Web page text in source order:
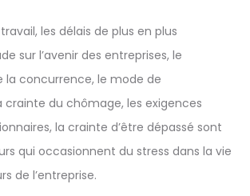
les délais de plus en plus
sur l’avenir des entreprises, le
la concurrence, le mode de
du chômage, les exigences
la crainte d’être dépassé sont
qui occasionnent du stress dans la vie
de l’entreprise.